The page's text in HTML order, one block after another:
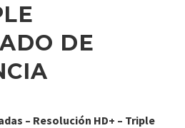
DE
– Resolución HD+ – Triple